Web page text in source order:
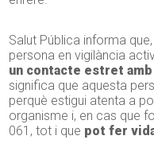
Salut Pública informa
persona en vigilància
un contacte estret amb
significa que aquesta
perquè estigui atenta a
organisme i, en cas que
061, tot i que pot fer